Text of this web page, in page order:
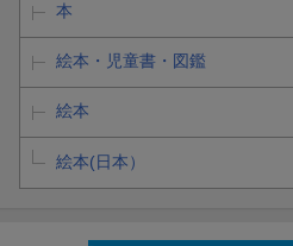
本
絵本・児童書・図鑑
絵本
絵本(日本）